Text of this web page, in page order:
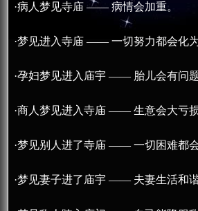
·病人梦见寺庙 —— 病情会加重。
·梦见进入寺庙 —— 一切努力都会化为
·孕妇梦见进入庙宇 —— 胎儿会有问题
·商人梦见进入寺庙 —— 生意会大亏损
·梦见别人进了寺庙 —— 一切困难都会
·梦见妻子进了庙宇 —— 夫妻生活和谐